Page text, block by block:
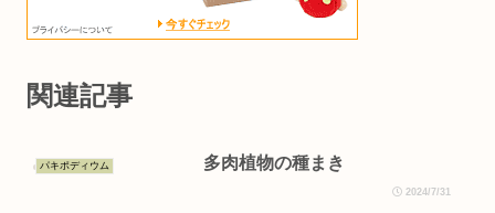
関連記事
パキポディウム 多肉植物の種まき
2024/7/31